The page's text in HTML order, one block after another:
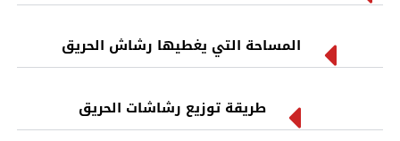
المساحة التي يغطيها رشاش الحريق
طريقة توزيع رشاشات الحريق